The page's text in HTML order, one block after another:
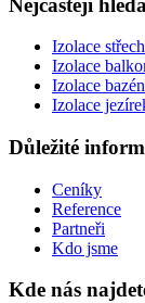
Izolace
Izolace
Izolace
Izolace
Důležité
Ceníky
Reference
Partneři
Kdo jsme
Kde nás